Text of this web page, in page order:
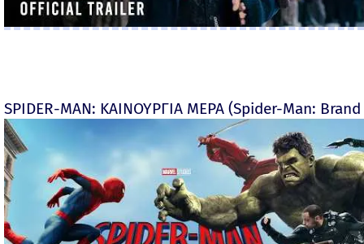
SPIDER-MAN: ΚΑΙΝΟΥΡΓΙΑ ΜΕΡΑ (Spider-Man: